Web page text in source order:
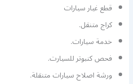
قطع غيار سيارات
كراج متنقل.
خدمة سيارات.
فحص كنبوتر للسيارت.
ورشة اصلاح سيارات متنقلة.